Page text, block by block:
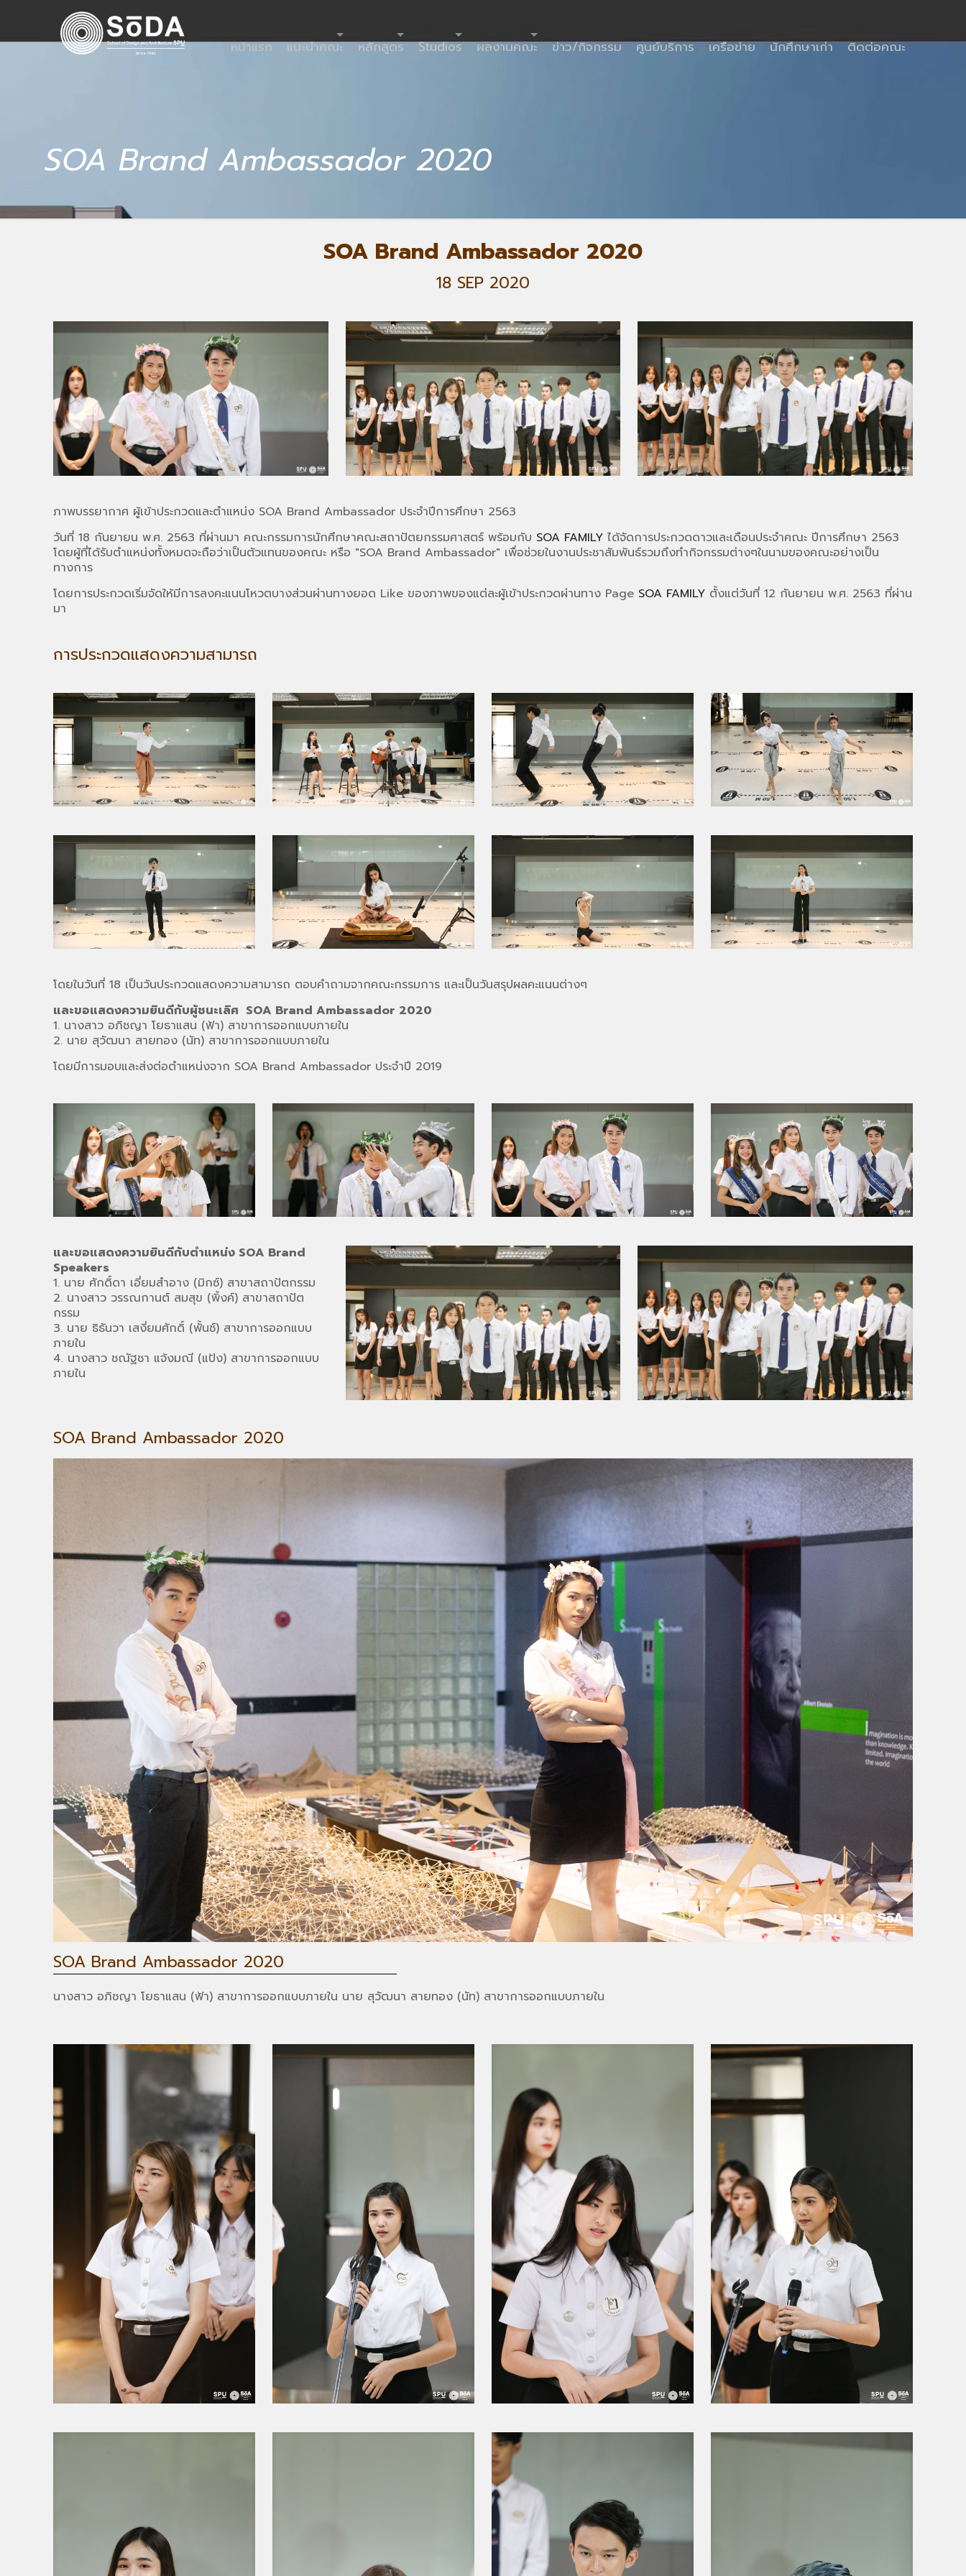
หน้าแรก แนะนำคณะ หลักสูตร Studios ผลงานคณะ ข่าว/กิจกรรม ศูนย์บริการ เครือข่าย นักศึกษาเก่า ติดต่อคณะ
SOA Brand Ambassador 2020
SOA Brand Ambassador 2020
18 SEP 2020
ภาพบรรยากาศ ผู้เข้าประกวดและตำแหน่ง SOA Brand Ambassador ประจำปีการศึกษา 2563
วันที่ 18 กันยายน พ.ศ. 2563 ที่ผ่านมา คณะกรรมการนักศึกษาคณะสถาปัตยกรรมศาสตร์ พร้อมกับ SOA FAMILY ได้จัดการประกวดดาวและเดือนประจำคณะ ปีการศึกษา 2563
โดยผู้ที่ได้รับตำแหน่งทั้งหมดจะถือว่าเป็นตัวแทนของคณะ หรือ "SOA Brand Ambassador" เพื่อช่วยในงานประชาสัมพันธ์รวมถึงทำกิจกรรมต่างๆในนามของคณะอย่างเป็น
ทางการ
โดยการประกวดเริ่มจัดให้มีการลงคะแนนโหวตบางส่วนผ่านทางยอด Like ของภาพของแต่ละผู้เข้าประกวดผ่านทาง Page SOA FAMILY ตั้งแต่วันที่ 12 กันยายน พ.ศ. 2563 ที่ผ่าน
มา
การประกวดแสดงความสามารถ
โดยในวันที่ 18 เป็นวันประกวดแสดงความสามารถ ตอบคำถามจากคณะกรรมการ และเป็นวันสรุปผลคะแนนต่างๆ
และขอแสดงความยินดีกับผู้ชนะเลิศ SOA Brand Ambassador 2020
1. นางสาว อภิชญา โยธาแสน (ฟ้า) สาขาการออกแบบภายใน
2. นาย สุวัฒนา สายทอง (นัท) สาขาการออกแบบภายใน
โดยมีการมอบและส่งต่อตำแหน่งจาก SOA Brand Ambassador ประจำปี 2019
และขอแสดงความยินดีกับตำแหน่ง SOA Brand
Speakers
1. นาย ศักดิ์ดา เอี่ยมสำอาง (มิกซ์) สาขาสถาปัตกรรม
2. นางสาว วรรณกานต์ สมสุข (พิ้งค์) สาขาสถาปัต
กรรม
3. นาย ธิธันวา เสงี่ยมศักดิ์ (พั้นช์) สาขาการออกแบบ
ภายใน
4. นางสาว ชณัฐชา แจ้งมณี (แป้ง) สาขาการออกแบบ
ภายใน
SOA Brand Ambassador 2020
SOA Brand Ambassador 2020
นางสาว อภิชญา โยธาแสน (ฟ้า) สาขาการออกแบบภายใน นาย สุวัฒนา สายทอง (นัท) สาขาการออกแบบภายใน